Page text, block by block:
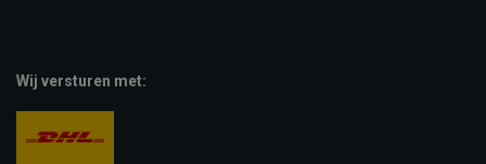
Wij versturen met: